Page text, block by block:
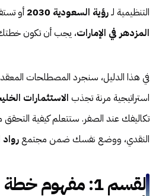
التنظيمية لـرؤية السعودية 2030 أو
المزدهر في الإمارات، يجب أن تكون خطتك
في هذا الدليل، سنجرد المصطلحات
استراتيجية مرنة تجذب الاستثمارات
تكاليفك عند الصفر. ستتعلم كيفية
النقدي، ووضع نفسك ضمن مجتمع
القسم 1: مفهوم